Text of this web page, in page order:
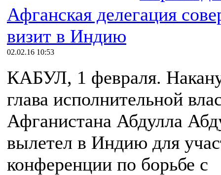
Афганская делегация
визит в Индию
02.02.16 10:53
КАБУЛ, 1 февраля.
глава исполнительной
Афганистана Абдулла
вылетел в Индию для
конференции по борьбе с